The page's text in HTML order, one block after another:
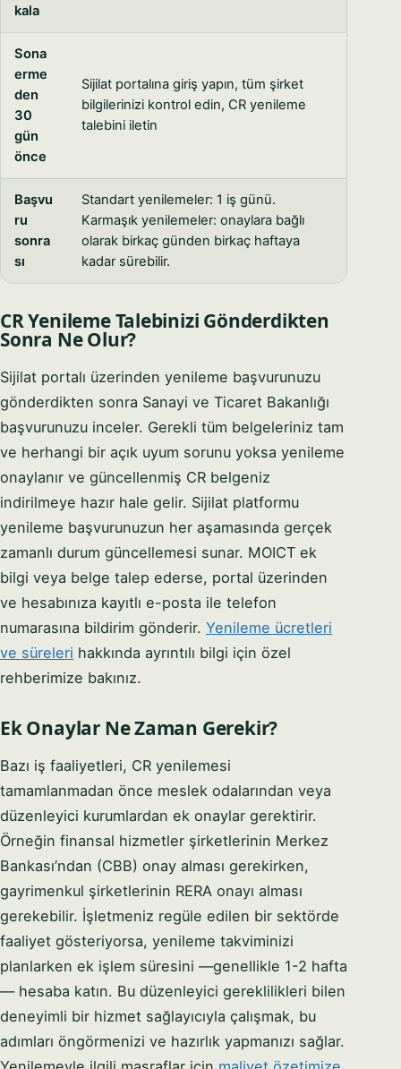
kala
Sona
erme
den
30
gün
önce
Sijilat portalına giriş yapın, tüm şirket
bilgilerinizi kontrol edin, CR yenileme
talebini iletin
Başvu
ru
sonra
sı
Standart yenilemeler: 1 iş günü.
Karmaşık yenilemeler: onaylara bağlı
olarak birkaç günden birkaç haftaya
kadar sürebilir.
CR Yenileme Talebinizi Gönderdikten
Sonra Ne Olur?
Sijilat portalı üzerinden yenileme başvurunuzu
gönderdikten sonra Sanayi ve Ticaret Bakanlığı
başvurunuzu inceler. Gerekli tüm belgeleriniz tam
ve herhangi bir açık uyum sorunu yoksa yenileme
onaylanır ve güncellenmiş CR belgeniz
indirilmeye hazır hale gelir. Sijilat platformu
yenileme başvurunuzun her aşamasında gerçek
zamanlı durum güncellemesi sunar. MOICT ek
bilgi veya belge talep ederse, portal üzerinden
ve hesabınıza kayıtlı e-posta ile telefon
numarasına bildirim gönderir. Yenileme ücretleri
ve süreleri hakkında ayrıntılı bilgi için özel
rehberimize bakınız.
Ek Onaylar Ne Zaman Gerekir?
Bazı iş faaliyetleri, CR yenilemesi
tamamlanmadan önce meslek odalarından veya
düzenleyici kurumlardan ek onaylar gerektirir.
Örneğin finansal hizmetler şirketlerinin Merkez
Bankası’ndan (CBB) onay alması gerekirken,
gayrimenkul şirketlerinin RERA onayı alması
gerekebilir. İşletmeniz regüle edilen bir sektörde
faaliyet gösteriyorsa, yenileme takviminizi
planlarken ek işlem süresini —genellikle 1-2 hafta
— hesaba katın. Bu düzenleyici gereklilikleri bilen
deneyimli bir hizmet sağlayıcıyla çalışmak, bu
adımları öngörmenizi ve hazırlık yapmanızı sağlar.